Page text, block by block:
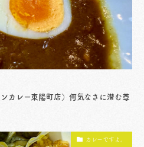
カレー東陽町店）何気なさに潜む尊
カレーですよ。